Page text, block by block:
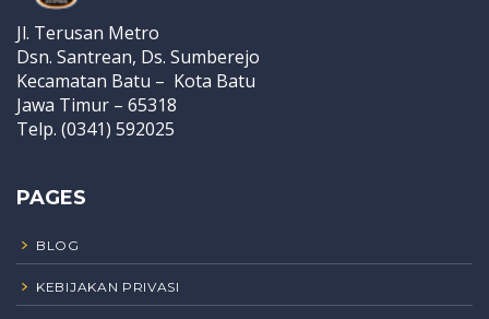
Jl. Terusan Metro
Dsn. Santrean, Ds. Sumberejo
Kecamatan Batu – Kota Batu
Jawa Timur – 65318
Telp. (0341) 592025
PAGES
BLOG
KEBIJAKAN PRIVASI